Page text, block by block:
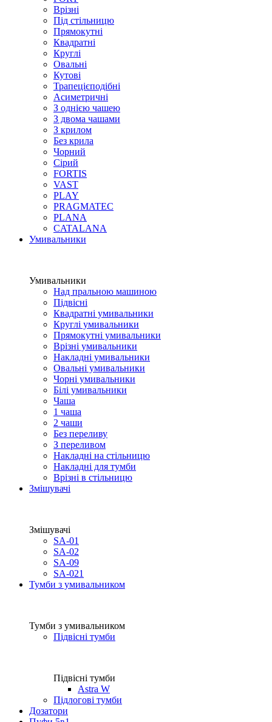
Врізні
Під стільницю
Прямокутні
Квадратні
Круглі
Овальні
Кутові
Трапецієподібні
Асиметричні
З однією чашею
З двома чашами
З крилом
Без крила
Чорний
Сірий
FORTIS
VAST
PLAY
PRAGMATEC
PLANA
CATALANA
Умивальники
Умивальники
Над пральною машиною
Підвісні
Квадратні умивальники
Круглі умивальники
Прямокутні умивальники
Врізні умивальники
Накладні умивальники
Овальні умивальники
Чорні умивальники
Білі умивальники
Чаша
1 чаша
2 чаши
Без переливу
З переливом
Накладні на стільницю
Накладні для тумби
Врізні в стільницю
Змішувачі
Змішувачі
SA-01
SA-02
SA-09
SA-021
Тумби з умивальником
Тумби з умивальником
Підвісні тумби
Підвісні тумби
Astra W
Підлогові тумби
Дозатори